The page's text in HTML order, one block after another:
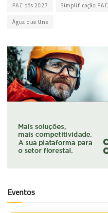
PAC pós 2027 Simplificação PAC
Água que Une
Eventos